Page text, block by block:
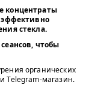
концентраты
стекла.
чтобы
органических
Telegram-магазин.